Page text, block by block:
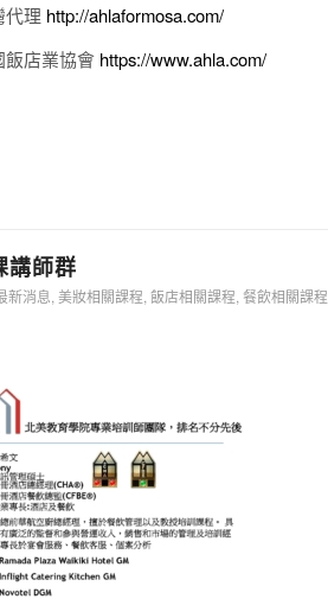
代理 http://ahlaformosa.com/
飯店業協會 https://www.ahla.com/
講師群
新消息, 美妝相關課程, 飯店相關課程, 餐飲相關課程